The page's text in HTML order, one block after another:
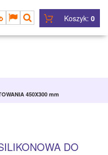
LANGSZUKAJ Koszyk: 0
450X300 mm
DO